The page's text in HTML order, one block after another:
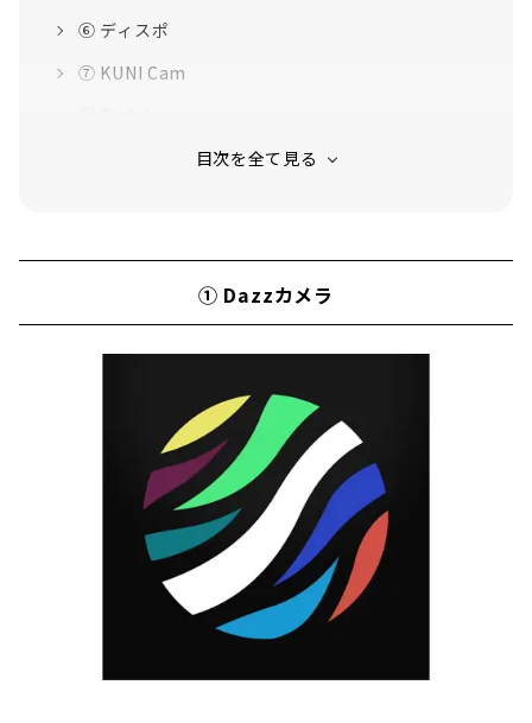
⑥ ディスポ
⑦ KUNI Cam
① Dazzカメラ